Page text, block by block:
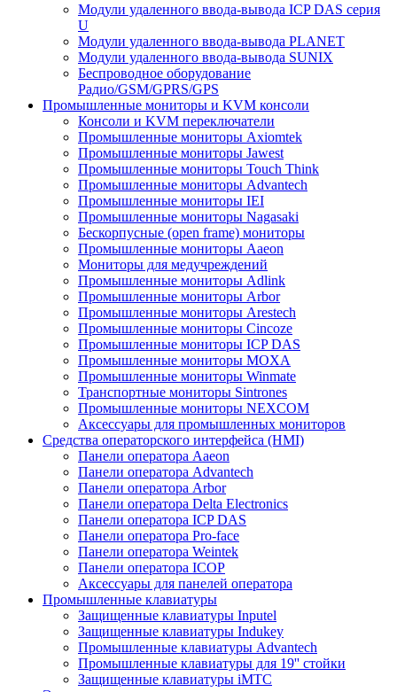
Модули удаленного ввода-вывода ICP DAS серия
U
Модули удаленного ввода-вывода PLANET
Модули удаленного ввода-вывода SUNIX
Беспроводное оборудование
Радио/GSM/GPRS/GPS
Промышленные мониторы и KVM консоли
Консоли и KVM переключатели
Промышленные мониторы Axiomtek
Промышленные мониторы Jawest
Промышленные мониторы Touch Think
Промышленные мониторы Advantech
Промышленные мониторы IEI
Промышленные мониторы Nagasaki
Бескорпусные (open frame) мониторы
Промышленные мониторы Aaeon
Мониторы для медучреждений
Промышленные мониторы Adlink
Промышленные мониторы Arbor
Промышленные мониторы Arestech
Промышленные мониторы Cincoze
Промышленные мониторы ICP DAS
Промышленные мониторы MOXA
Промышленные мониторы Winmate
Транспортные мониторы Sintrones
Промышленные мониторы NEXCOM
Аксессуары для промышленных мониторов
Средства операторского интерфейса (HMI)
Панели оператора Aaeon
Панели оператора Advantech
Панели оператора Arbor
Панели оператора Delta Electronics
Панели оператора ICP DAS
Панели оператора Pro-face
Панели оператора Weintek
Панели оператора ICOP
Аксессуары для панелей оператора
Промышленные клавиатуры
Защищенные клавиатуры Inputel
Защищенные клавиатуры Indukey
Промышленные клавиатуры Advantech
Промышленные клавиатуры для 19'' стойки
Защищенные клавиатуры iMTC